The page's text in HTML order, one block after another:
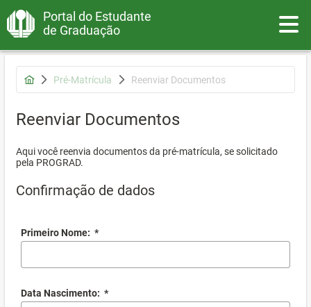
Portal do Estudante
de Graduação
Pré-Matrícula Reenviar Documentos
Reenviar Documentos
Aqui você reenvia documentos da pré-matrícula, se solicitado
pela PROGRAD.
Confirmação de dados
Primeiro Nome: *
Data Nascimento: *